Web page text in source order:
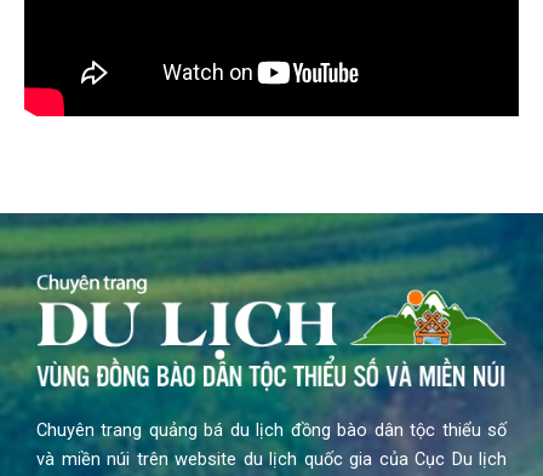
Chuyên trang quảng bá du lịch đồng bào dân tộc thiểu số
và miền núi trên website du lịch quốc gia của Cục Du lịch